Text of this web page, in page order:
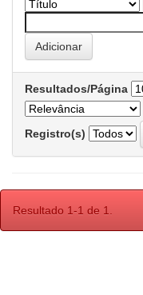
Resultados/Página
Registro(s)
Resultado 1-1 de 1.